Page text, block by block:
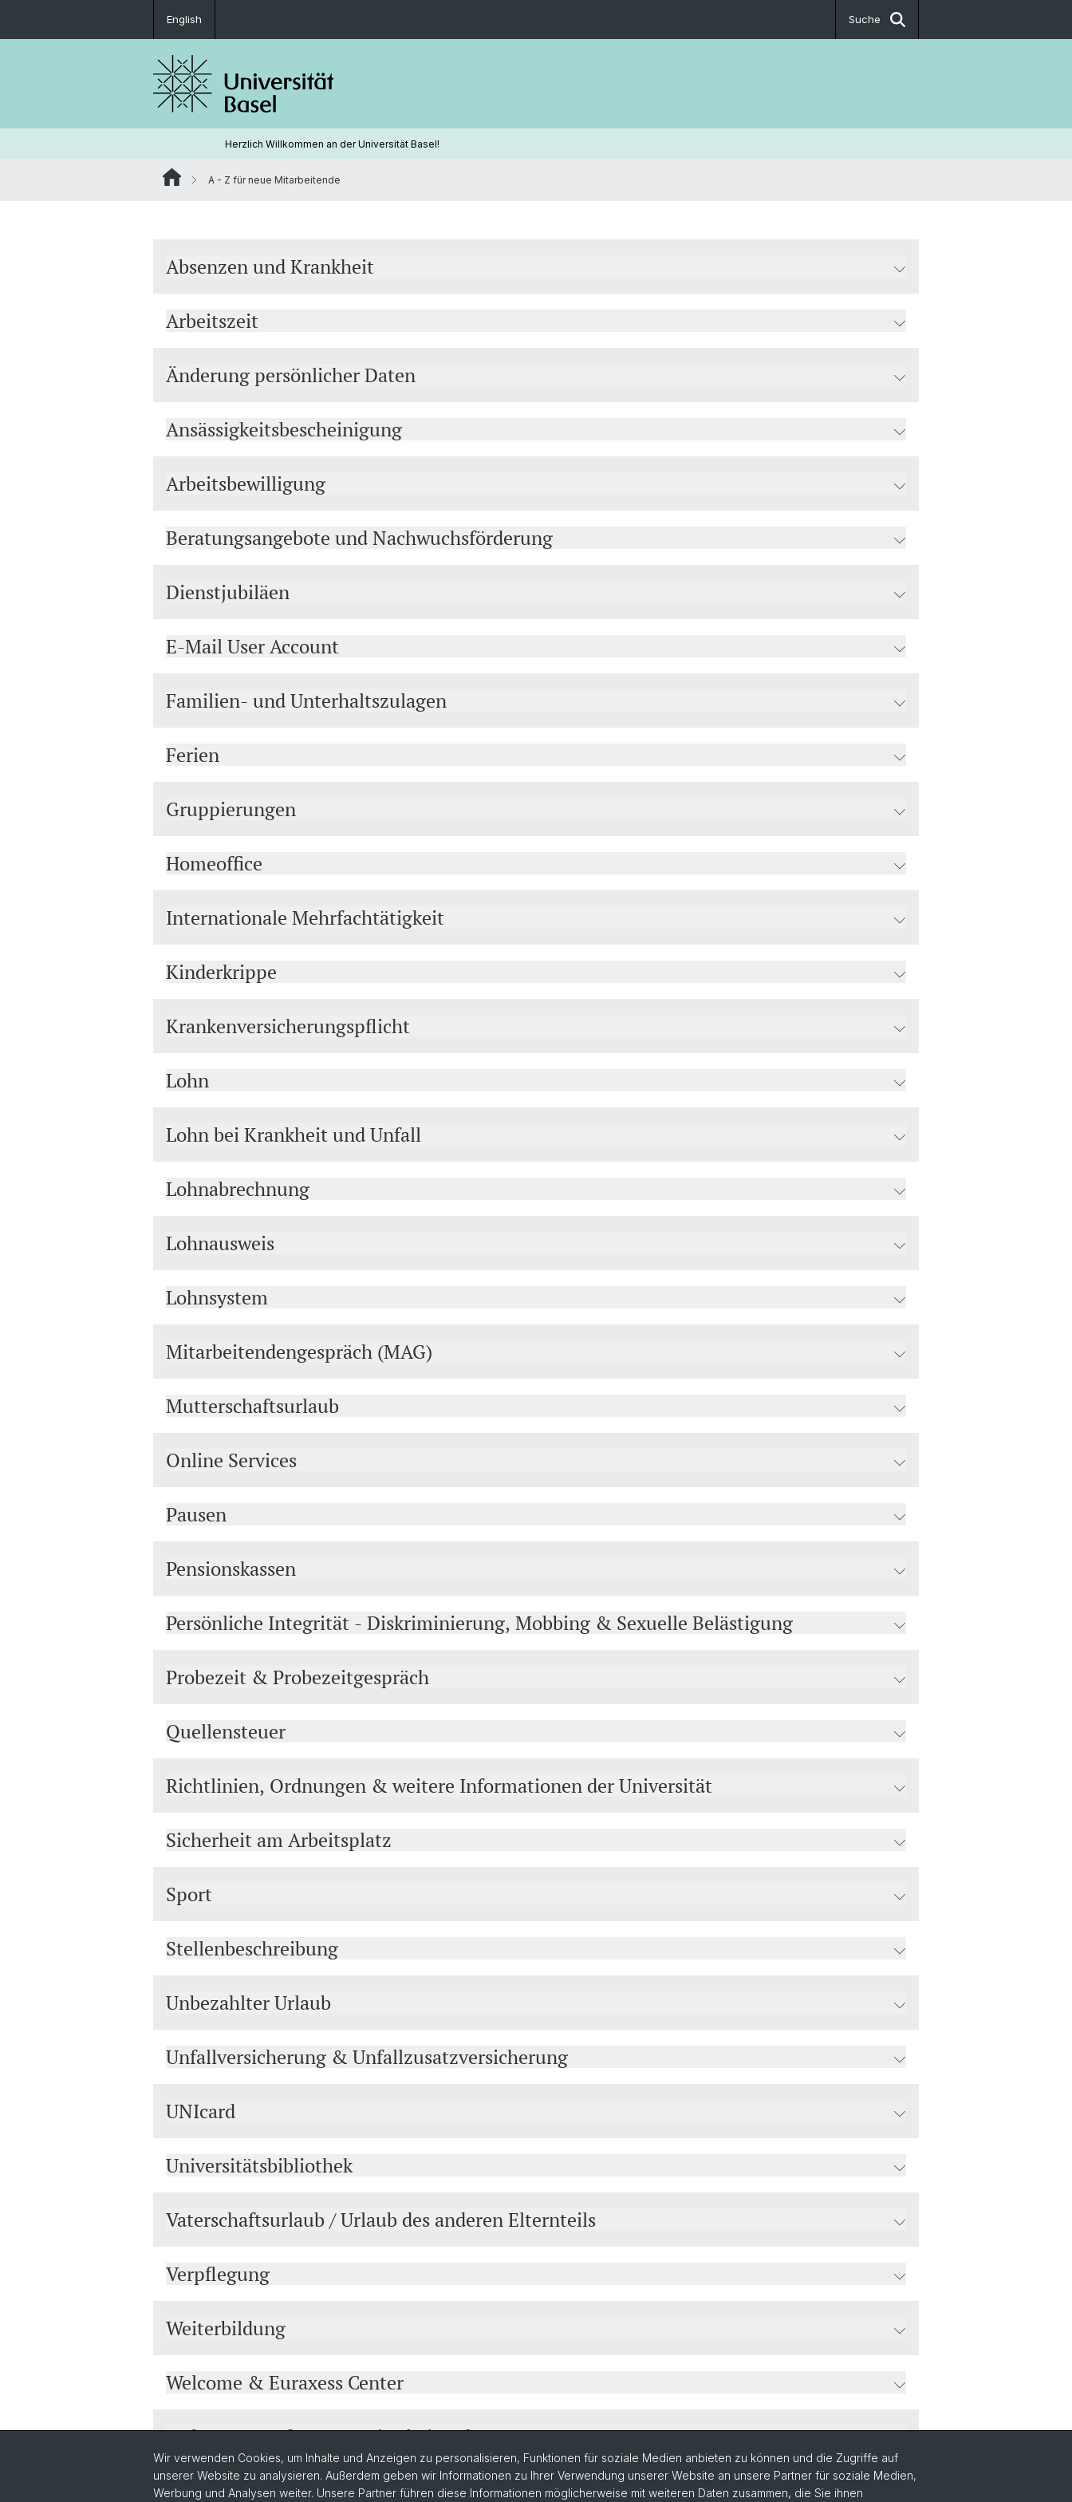
English Suche
Herzlich Willkommen an der Universität Basel!
A - Z für neue Mitarbeitende
Absenzen und Krankheit
Arbeitszeit
Änderung persönlicher Daten
Ansässigkeitsbescheinigung
Arbeitsbewilligung
Beratungsangebote und Nachwuchsförderung
Dienstjubiläen
E-Mail User Account
Familien- und Unterhaltszulagen
Ferien
Gruppierungen
Homeoffice
Internationale Mehrfachtätigkeit
Kinderkrippe
Krankenversicherungspflicht
Lohn
Lohn bei Krankheit und Unfall
Lohnabrechnung
Lohnausweis
Lohnsystem
Mitarbeitendengespräch (MAG)
Mutterschaftsurlaub
Online Services
Pausen
Pensionskassen
Persönliche Integrität - Diskriminierung, Mobbing & Sexuelle Belästigung
Probezeit & Probezeitgespräch
Quellensteuer
Richtlinien, Ordnungen & weitere Informationen der Universität
Sicherheit am Arbeitsplatz
Sport
Stellenbeschreibung
Unbezahlter Urlaub
Unfallversicherung & Unfallzusatzversicherung
UNIcard
Universitätsbibliothek
Vaterschaftsurlaub / Urlaub des anderen Elternteils
Verpflegung
Weiterbildung
Welcome & Euraxess Center
Welcome Day für neue Mitarbeitende
Wir verwenden Cookies, um Inhalte und Anzeigen zu personalisieren, Funktionen für soziale Medien anbieten zu können und die Zugriffe auf
unserer Website zu analysieren. Außerdem geben wir Informationen zu Ihrer Verwendung unserer Website an unsere Partner für soziale Medien,
Werbung und Analysen weiter. Unsere Partner führen diese Informationen möglicherweise mit weiteren Daten zusammen, die Sie ihnen